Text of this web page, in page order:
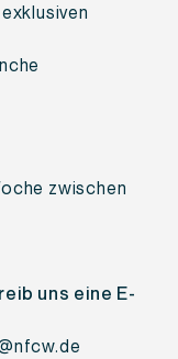
zwischen
uns eine E-